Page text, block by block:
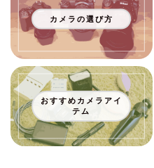
カメラの選び方
おすすめカメラアイ
テム